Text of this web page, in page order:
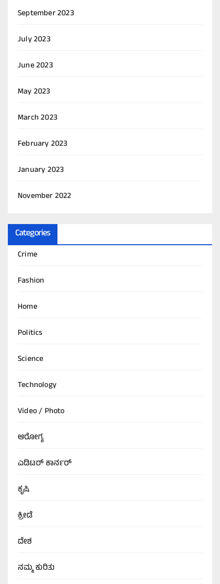
September 2023
July 2023
June 2023
May 2023
March 2023
February 2023
January 2023
November 2022
Categories
Crime
Fashion
Home
Politics
Science
Technology
Video / Photo
ಆರೋಗ್ಯ
ಎಡಿಟರ್‌ ಕಾರ್ನರ್
ಕೃಷಿ
ಕ್ರೀಡೆ
ದೇಶ
ನಮ್ಮ ಕುರಿತು